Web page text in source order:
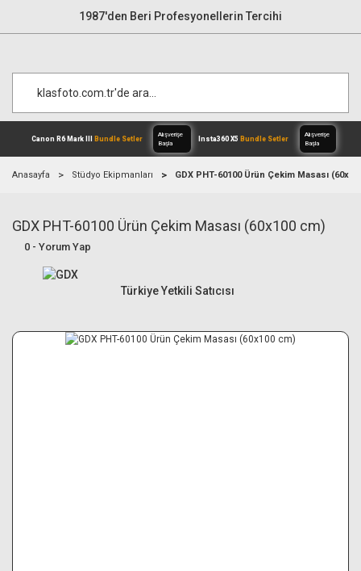
1987'den Beri Profesyonellerin Tercihi
Canon R6 Mark IIIBundle Setler
Alışverişe
Anasayfa Stüdyo Ekipmanları GDX PHT-60100 Ürün Çekim Masası
GDX PHT-60100 Ürün Çekim Masası (60x100 cm)
0 - Yorum Yap
Türkiye Yetkili Satıcısı